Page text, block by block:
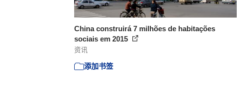
China construirá 7 milhões de habitações
sociais em 2015
资讯
添加书签